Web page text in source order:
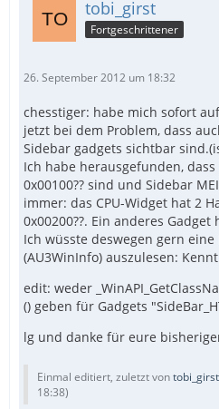
tobi_girst
Fortgeschrittener
26. September 2012 um 18:32
chesstiger: habe mich sofort
jetzt bei dem Problem, dass
Sidebar gadgets sichtbar
Ich habe herausgefunden,
0x00100?? sind und Sidebar
immer: das CPU-Widget hat 2
0x00200??. Ein anderes Gadget
Ich wüsste deswegen gern
(AU3WinInfo) auszulesen:
edit: weder
() geben für Gadgets
lg und danke für eure
Einmal editiert, zuletzt vontobi_girst
18:38)